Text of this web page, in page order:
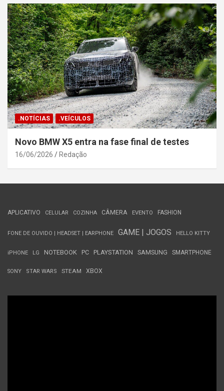
.NOTÍCIAS .VEÍCULOS
Novo BMW X5 entra na fase final de testes
16/06/2026 Redação
APLICATIVO CELULAR COZINHA CÂMERA EVENTO FASHION
FONE DE OUVIDO | HEADSET | EARPHONE GAME | JOGOS HELLO KITTY
iPHONE LG NOTEBOOK PC PLAYSTATION SAMSUNG SMARTPHONE
SONY STAR WARS STEAM XBOX